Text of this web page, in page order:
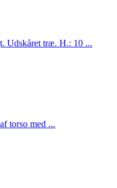
Udskåret træ. H.: 10 ...
torso med ...